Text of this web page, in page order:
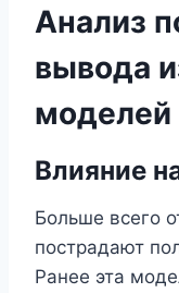
Анализ
вывода
моделей
Влияние
Больше всего
пострадают
Ранее эта